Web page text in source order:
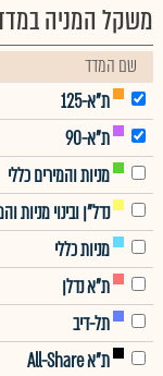
משקל המניה
שם המדד
ת"א-125
ת"א-90
מניות והמירים כללי
נדל"ן ובינוי מניות
מניות כללי
ת"א נדלן
תל-דיב
ת"א All-Share